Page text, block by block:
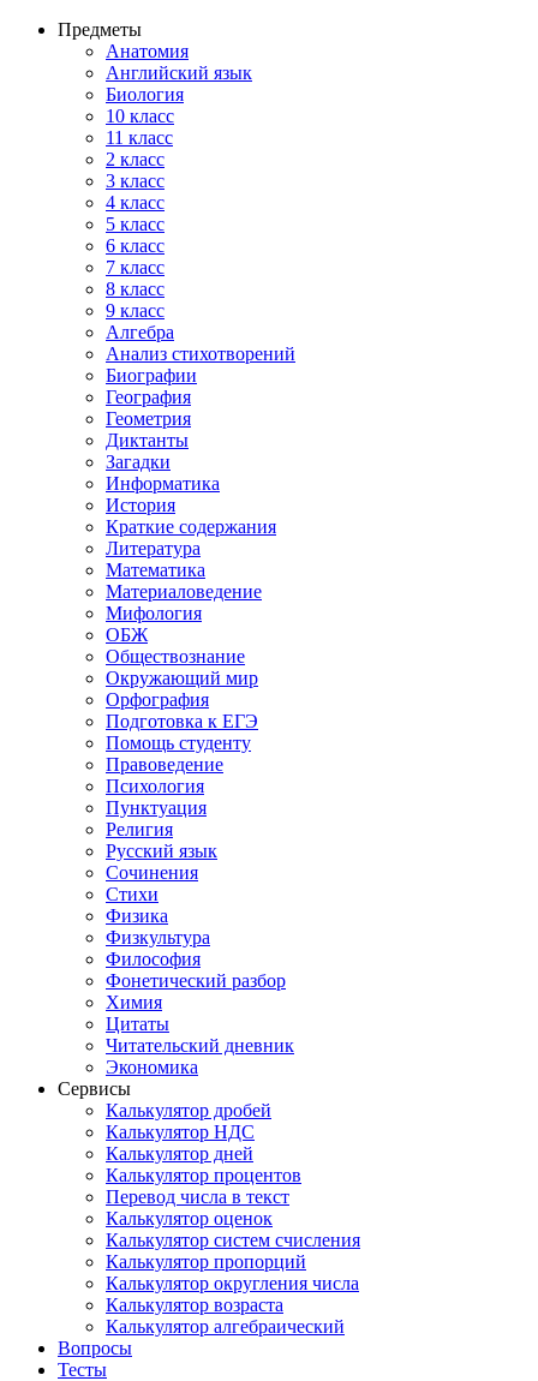
Предметы
Анатомия
Английский язык
Биология
10 класс
11 класс
2 класс
3 класс
4 класс
5 класс
6 класс
7 класс
8 класс
9 класс
Алгебра
Анализ стихотворений
Биографии
География
Геометрия
Диктанты
Загадки
Информатика
История
Краткие содержания
Литература
Математика
Материаловедение
Мифология
ОБЖ
Обществознание
Окружающий мир
Орфография
Подготовка к ЕГЭ
Помощь студенту
Правоведение
Психология
Пунктуация
Религия
Русский язык
Сочинения
Стихи
Физика
Физкультура
Философия
Фонетический разбор
Химия
Цитаты
Читательский дневник
Экономика
Сервисы
Калькулятор дробей
Калькулятор НДС
Калькулятор дней
Калькулятор процентов
Перевод числа в текст
Калькулятор оценок
Калькулятор систем счисления
Калькулятор пропорций
Калькулятор округления числа
Калькулятор возраста
Калькулятор алгебраический
Вопросы
Тесты